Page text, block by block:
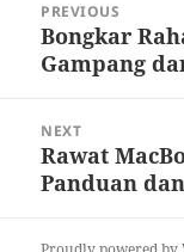
navigation
PREVIOUS
Previous
post:
Bongkar
Gampang
NEXT
Next
post:
Rawat
Panduan